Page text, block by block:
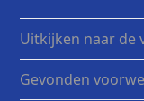
Uitkijken naar de
Gevonden